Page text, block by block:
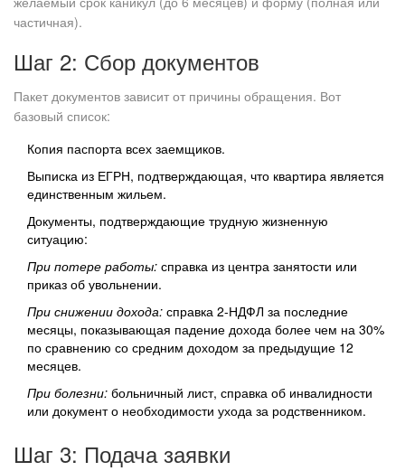
частичная).
Шаг 2: Сбор документов
Пакет документов зависит от причины обращения. Вот
базовый список:
Копия паспорта всех заемщиков.
Выписка из ЕГРН, подтверждающая, что квартира является
единственным жильем.
Документы, подтверждающие трудную жизненную
ситуацию:
При потере работы: справка из центра занятости или
приказ об увольнении.
При снижении дохода: справка 2-НДФЛ за последние
месяцы, показывающая падение дохода более чем на 30%
по сравнению со средним доходом за предыдущие 12
месяцев.
При болезни: больничный лист, справка об инвалидности
или документ о необходимости ухода за родственником.
Шаг 3: Подача заявки